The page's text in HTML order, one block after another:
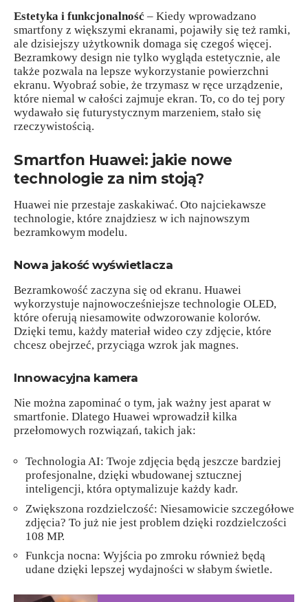
Estetyka i funkcjonalność – Kiedy wprowadzano
smartfony z większymi ekranami, pojawiły się też ramki,
ale dzisiejszy użytkownik domaga się czegoś więcej.
Bezramkowy design nie tylko wygląda estetycznie, ale
także pozwala na lepsze wykorzystanie powierzchni
ekranu. Wyobraź sobie, że trzymasz w ręce urządzenie,
które niemal w całości zajmuje ekran. To, co do tej pory
wydawało się futurystycznym marzeniem, stało się
rzeczywistością.
Smartfon Huawei: jakie nowe
technologie za nim stoją?
Huawei nie przestaje zaskakiwać. Oto najciekawsze
technologie, które znajdziesz w ich najnowszym
bezramkowym modelu.
Nowa jakość wyświetlacza
Bezramkowość zaczyna się od ekranu. Huawei
wykorzystuje najnowocześniejsze technologie OLED,
które oferują niesamowite odwzorowanie kolorów.
Dzięki temu, każdy materiał wideo czy zdjęcie, które
chcesz obejrzeć, przyciąga wzrok jak magnes.
Innowacyjna kamera
Nie można zapominać o tym, jak ważny jest aparat w
smartfonie. Dlatego Huawei wprowadził kilka
przełomowych rozwiązań, takich jak:
Technologia AI: Twoje zdjęcia będą jeszcze bardziej
profesjonalne, dzięki wbudowanej sztucznej
inteligencji, która optymalizuje każdy kadr.
Zwiększona rozdzielczość: Niesamowicie szczegółowe
zdjęcia? To już nie jest problem dzięki rozdzielczości
108 MP.
Funkcja nocna: Wyjścia po zmroku również będą
udane dzięki lepszej wydajności w słabym świetle.